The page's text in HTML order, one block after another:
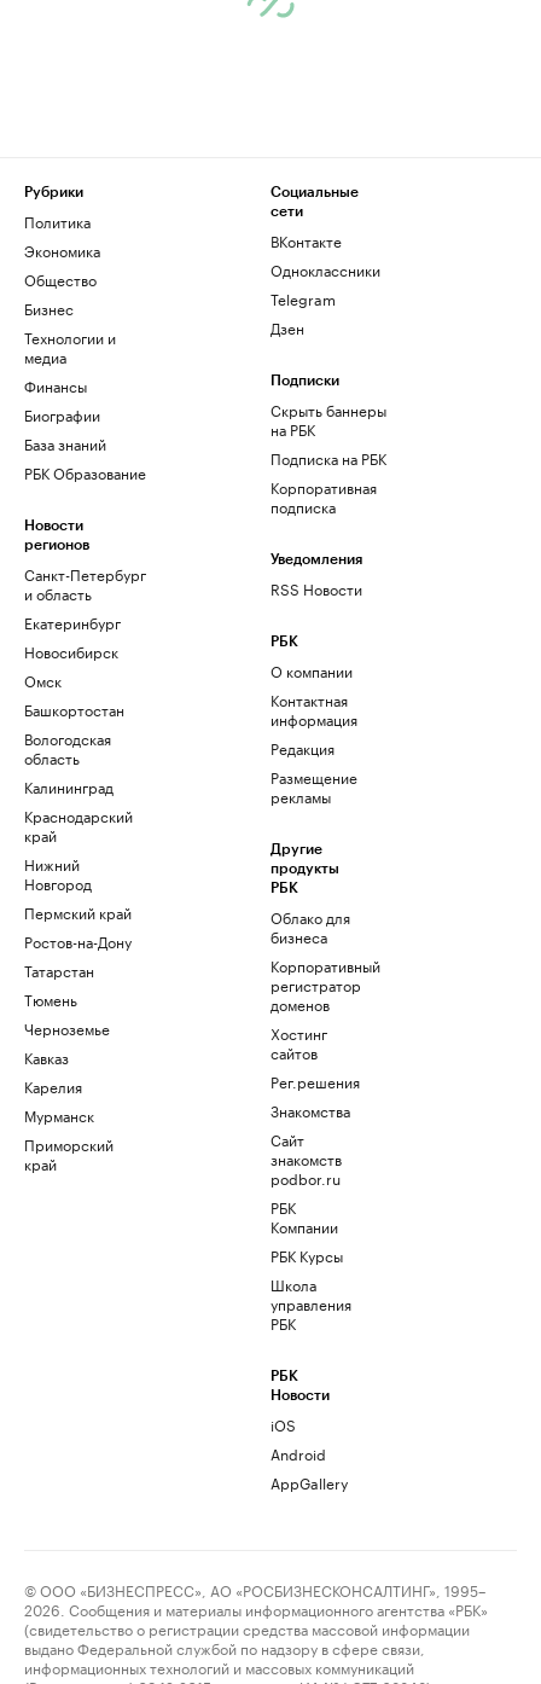
Рубрики
Политика
Экономика
Общество
Бизнес
Технологии и
медиа
Финансы
Биографии
База знаний
РБК Образование
Новости
регионов
Санкт-Петербург
и область
Екатеринбург
Новосибирск
Омск
Башкортостан
Вологодская
область
Калининград
Краснодарский
край
Нижний
Новгород
Пермский край
Ростов-на-Дону
Татарстан
Тюмень
Черноземье
Кавказ
Карелия
Мурманск
Приморский
край
Социальные
сети
ВКонтакте
Одноклассники
Telegram
Дзен
Подписки
Скрыть баннеры
на РБК
Подписка на РБК
Корпоративная
подписка
Уведомления
RSS Новости
РБК
О компании
Контактная
информация
Редакция
Размещение
рекламы
Другие
продукты
РБК
Облако для
бизнеса
Корпоративный
регистратор
доменов
Хостинг
сайтов
Рег.решения
Знакомства
Сайт
знакомств
podbor.ru
РБК
Компании
РБК Курсы
Школа
управления
РБК
РБК
Новости
iOS
Android
AppGallery
© ООО «БИЗНЕСПРЕСС», АО «РОСБИЗНЕСКОНСАЛТИНГ», 1995–
2026. Сообщения и материалы информационного агентства «РБК»
(свидетельство о регистрации средства массовой информации
выдано Федеральной службой по надзору в сфере связи,
информационных технологий и массовых коммуникаций